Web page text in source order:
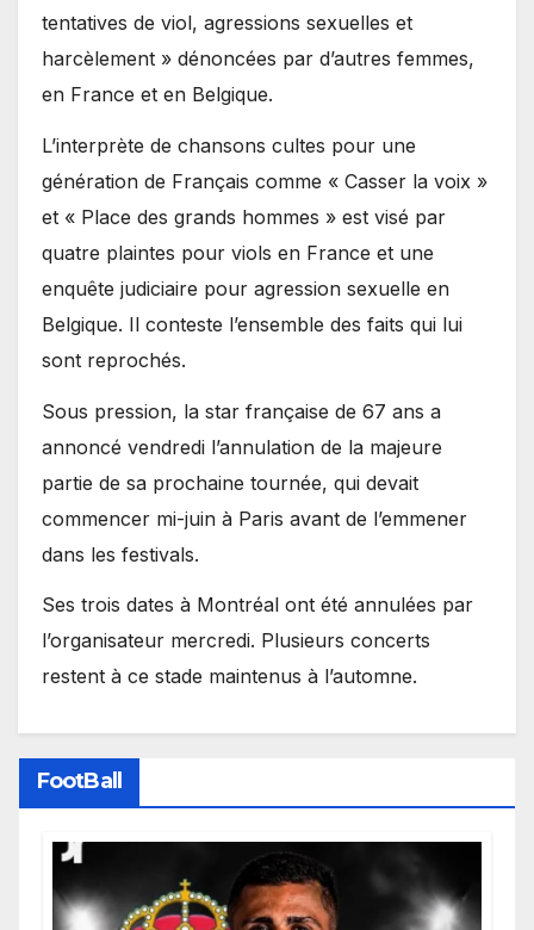
tentatives de viol, agressions sexuelles et
harcèlement » dénoncées par d’autres femmes,
en France et en Belgique.
L’interprète de chansons cultes pour une
génération de Français comme « Casser la voix »
et « Place des grands hommes » est visé par
quatre plaintes pour viols en France et une
enquête judiciaire pour agression sexuelle en
Belgique. Il conteste l’ensemble des faits qui lui
sont reprochés.
Sous pression, la star française de 67 ans a
annoncé vendredi l’annulation de la majeure
partie de sa prochaine tournée, qui devait
commencer mi-juin à Paris avant de l’emmener
dans les festivals.
Ses trois dates à Montréal ont été annulées par
l’organisateur mercredi. Plusieurs concerts
restent à ce stade maintenus à l’automne.
FootBall